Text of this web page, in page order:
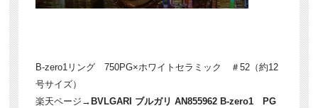
B-zero1リング 750PG×ホワイトセラミック ＃52（約12
号サイズ）
楽天ページ→ BVLGARI ブルガリ AN855962 B-zero1 PG